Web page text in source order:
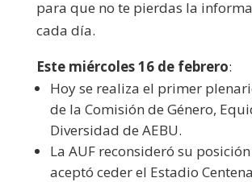
para que no te pierdas la
cada día.
Este miércoles 16 de febrero:
Hoy se realiza el primer
de la Comisión de Género,
Diversidad de AEBU.
La AUF reconsideró su
aceptó ceder el Estadio